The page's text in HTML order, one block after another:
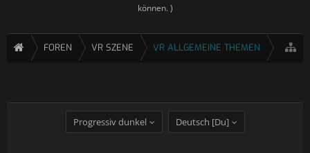
können. )
FOREN VR SZENE VR ALLGEMEINE THEMEN
Progressiv dunkel Deutsch [Du]